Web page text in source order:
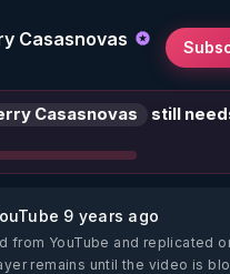
Casasnovas
Casasnovas
still
9 years ago
from YouTube and replicated
remains until the video is